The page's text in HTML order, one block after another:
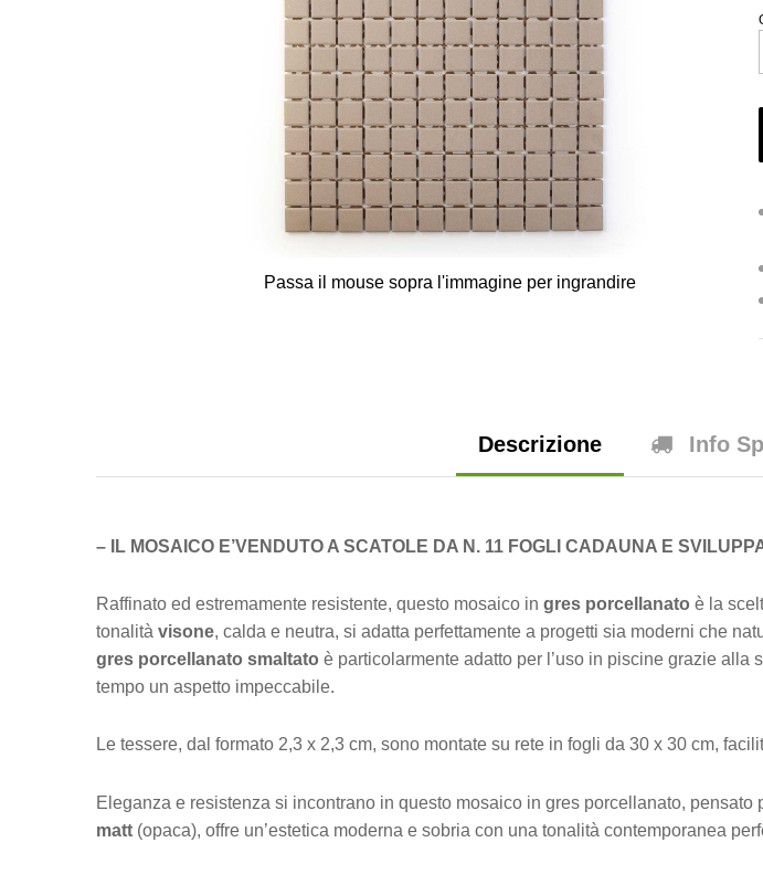
Passa il mouse sopra l'immagine per ingrandire
Descrizione Info
– IL MOSAICO E’VENDUTO A SCATOLE DA N. 11 FOGLI CADAUNA E
Raffinato ed estremamente resistente, questo mosaico in gres porcellanato è la
tonalità visone, calda e neutra, si adatta perfettamente a progetti sia moderni che
gres porcellanato smaltato è particolarmente adatto per l’uso in piscine grazie alla
tempo un aspetto impeccabile.
Le tessere, dal formato 2,3 x 2,3 cm, sono montate su rete in fogli da 30 x 30 cm,
Eleganza e resistenza si incontrano in questo mosaico in gres porcellanato,
matt (opaca), offre un’estetica moderna e sobria con una tonalità contemporanea